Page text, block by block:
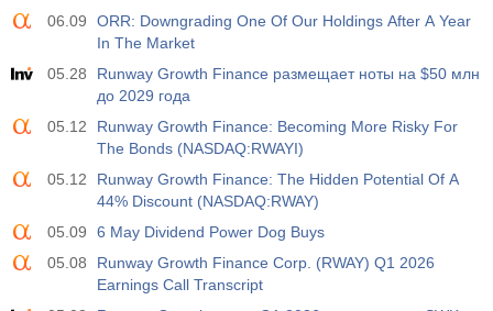
454
451
17:00
Общее число буровых установок в США от Baker
Hughes
Акт.
588
588
19:00
USD
Потребительское кредитование от ФРС м/м
$​14.17 млрд
Прог.
$​11.44 млрд
Чистый объем спекулятивных позиций по золоту от
06.09
ORR: Downgrading One Of Our Holdings After A Year
In The Market
05.28
Runway Growth Finance размещает ноты на $50 млн
до 2029 года
05.12
Runway Growth Finance: Becoming More Risky For
The Bonds (NASDAQ:RWAYI)
05.12
Runway Growth Finance: The Hidden Potential Of A
44% Discount (NASDAQ:RWAY)
05.09
6 May Dividend Power Dog Buys
05.08
Runway Growth Finance Corp. (RWAY) Q1 2026
Earnings Call Transcript